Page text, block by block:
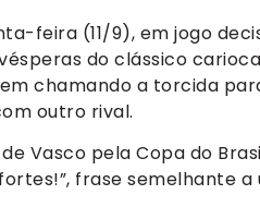
feira (11/9), em jogo
do clássico
chamando a torcida
outro rival.
Vasco pela Copa do
frase semelhante a